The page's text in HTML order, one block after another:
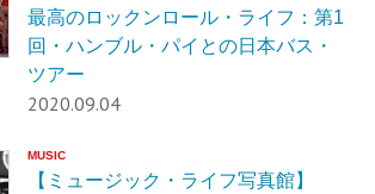
最高のロックンロール・ライフ：第1
回・ハンブル・パイとの日本バス・
ツアー
2020.09.04
MUSIC
【ミュージック・ライフ写真館】